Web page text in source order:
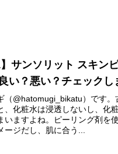
】サンソリット スキン
い？悪い？チェックし
（@hatomugi_bikatu）です。
、化粧水は浸透しないし、化
いますよね。ピーリング剤を
ジだし、肌に合う...